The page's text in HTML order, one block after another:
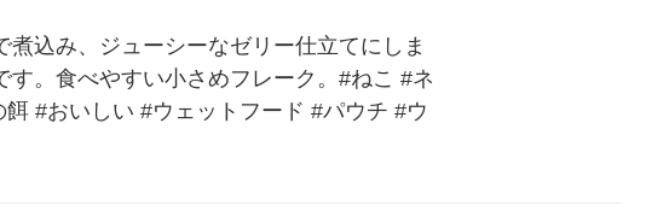
込み、ジューシーなゼリー仕立てにしま
。食べやすい小さめフレーク。#ねこ #ネ
#おいしい #ウェットフード #パウチ #ウ